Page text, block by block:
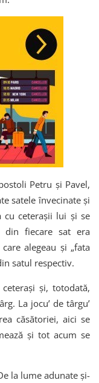
Petru și Pavel,
satele învecinate și
cu ceterașii lui și se
din fiecare sat era
alegeau și „fata
satul respectiv.
și, totodată,
La jocu’ de târgu’
căsătoriei, aici se
și tot acum se
la lume adunate și-